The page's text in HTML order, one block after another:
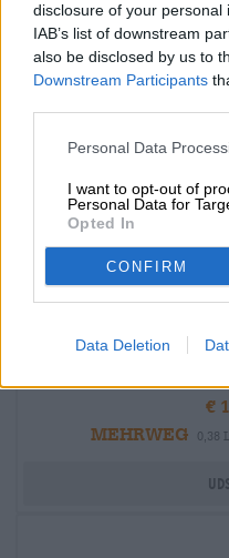
disclosure of your
IAB’s list of downstream
also be disclosed by us to
Downstream Participants
Personal Data
I want to opt-out of
Personal Data for
Opted In
CONFIRM
Data Deletion
sherry
€
MEHRWEG
0,38